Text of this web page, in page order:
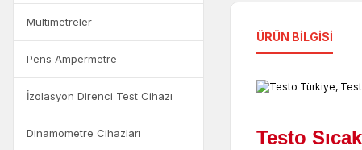
Multimetreler
Pens Ampermetre
İzolasyon Direnci Test Cihazı
Dinamometre Cihazları
ÜRÜN BILGISI
Testo